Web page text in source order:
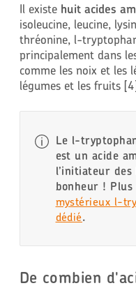
Il existe huit acides
isoleucine, leucine,
thréonine, l-
principalement dans
comme les noix et les
légumes et les fruits
Le l-
est un acide
l’initiateur
bonheur ! Plus
mystérieux l-
dédié.
De combien